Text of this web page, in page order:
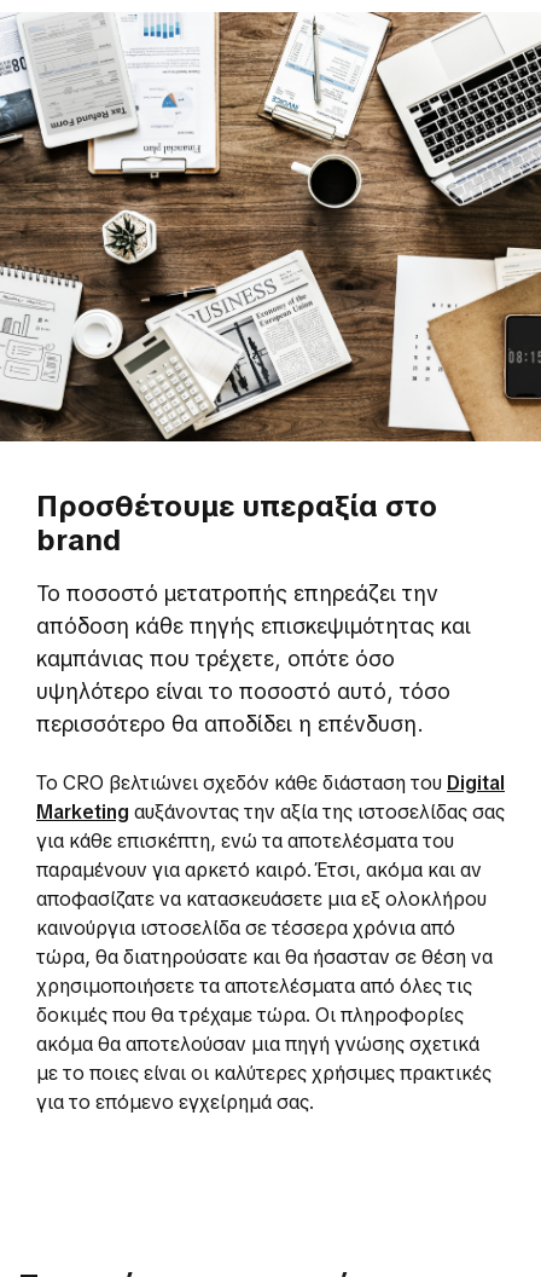
Προσθέτουμε υπεραξία στο
brand
Το ποσοστό μετατροπής επηρεάζει την
απόδοση κάθε πηγής επισκεψιμότητας και
καμπάνιας που τρέχετε, οπότε όσο
υψηλότερο είναι το ποσοστό αυτό, τόσο
περισσότερο θα αποδίδει η επένδυση.
Το CRO βελτιώνει σχεδόν κάθε διάσταση του Digital
Marketing αυξάνοντας την αξία της ιστοσελίδας σας
για κάθε επισκέπτη, ενώ τα αποτελέσματα του
παραμένουν για αρκετό καιρό. Έτσι, ακόμα και αν
αποφασίζατε να κατασκευάσετε μια εξ ολοκλήρου
καινούργια ιστοσελίδα σε τέσσερα χρόνια από
τώρα, θα διατηρούσατε και θα ήσασταν σε θέση να
χρησιμοποιήσετε τα αποτελέσματα από όλες τις
δοκιμές που θα τρέχαμε τώρα. Οι πληροφορίες
ακόμα θα αποτελούσαν μια πηγή γνώσης σχετικά
με το ποιες είναι οι καλύτερες χρήσιμες πρακτικές
για το επόμενο εγχείρημά σας.